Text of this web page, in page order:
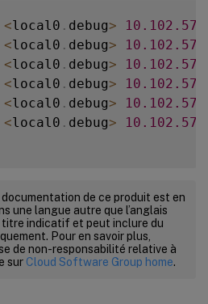
<local0 . debug> 10.102 .57
<local0 . debug> 10.102 .57
<local0 . debug> 10.102 .57
<local0 . debug> 10.102 .57
<local0 . debug> 10.102 .57
<local0 . debug> 10.102 .57
de ce produit est en
une langue autre que l’anglais
indicatif et peut inclure du
Pour en savoir plus,
de non-responsabilité relative à
sur Cloud Software Group home.